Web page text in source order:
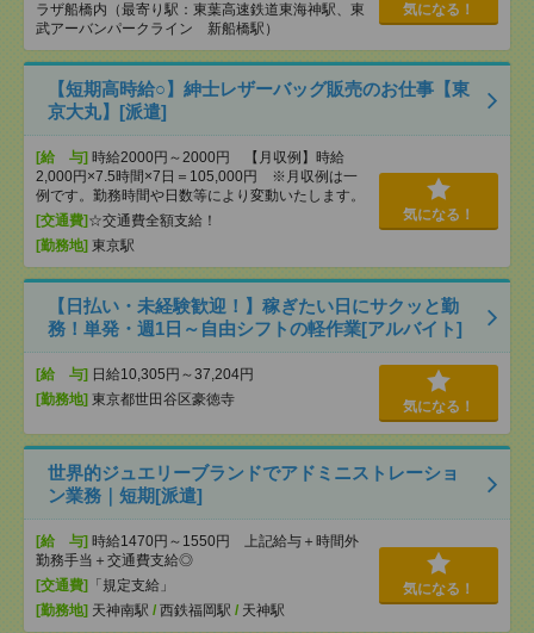
ラザ船橋内（最寄り駅：東葉高速鉄道東海神駅、東
武アーバンパークライン 新船橋駅）
気になる！
【短期高時給○】紳士レザーバッグ販売のお仕事【東
京大丸】[派遣]
[給 与] 時給2000円～2000円 【月収例】時給
2,000円×7.5時間×7日＝105,000円 ※月収例は一
例です。勤務時間や日数等により変動いたします。
[交通費] ☆交通費全額支給！
[勤務地] 東京駅
気になる！
【日払い・未経験歓迎！】稼ぎたい日にサクッと勤
務！単発・週1日～自由シフトの軽作業[アルバイト]
[給 与] 日給10,305円～37,204円
[勤務地] 東京都世田谷区豪徳寺 気になる！
世界的ジュエリーブランドでアドミニストレーショ
ン業務｜短期[派遣]
[給 与] 時給1470円～1550円 上記給与＋時間外
勤務手当＋交通費支給◎
[交通費]
「規定支給」
[勤務地] 天神南駅 / 西鉄福岡駅 / 天神駅
気になる！